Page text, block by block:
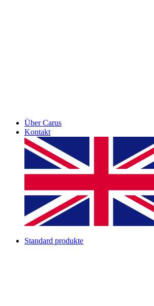
Über Carus
Kontakt
Standard produkte